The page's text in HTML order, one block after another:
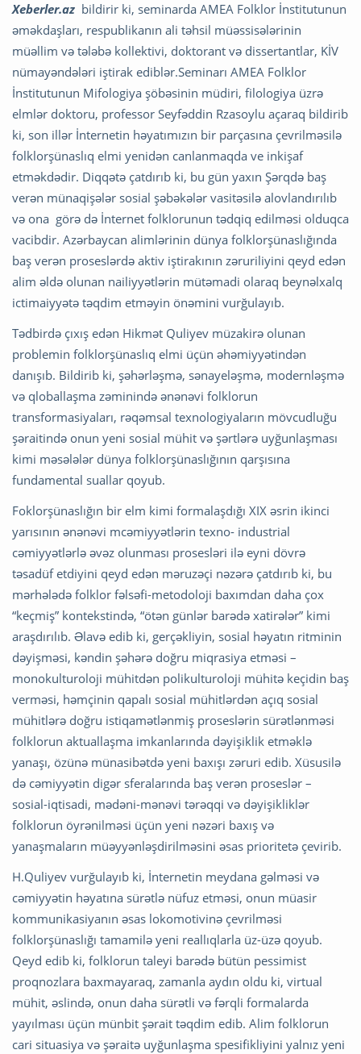
Xeberler.az bildirir ki, seminarda AMEA Folklor İnstitutunun
əməkdaşları, respublikanın ali təhsil müəssisələrinin
müəllim və tələbə kollektivi, doktorant və dissertantlar, KİV
nümayəndələri iştirak ediblər.Seminarı AMEA Folklor
İnstitutunun Mifologiya şöbəsinin müdiri, filologiya üzrə
elmlər doktoru, professor Seyfəddin Rzasoylu açaraq bildirib
ki, son illər İnternetin həyatımızın bir parçasına çevrilməsilə
folklorşünaslıq elmi yenidən canlanmaqda ve inkişaf
etməkdədir. Diqqətə çatdırıb ki, bu gün yaxın Şərqdə baş
verən münaqişələr sosial şəbəkələr vasitəsilə alovlandırılıb
və ona görə də İnternet folklorunun tədqiq edilməsi olduqca
vacibdir. Azərbaycan alimlərinin dünya folklorşünaslığında
baş verən proseslərdə aktiv iştirakının zəruriliyini qeyd edən
alim əldə olunan nailiyyətlərin mütəmadi olaraq beynəlxalq
ictimaiyyətə təqdim etməyin önəmini vurğulayıb.
Tədbirdə çıxış edən Hikmət Quliyev müzakirə olunan
problemin folklorşünaslıq elmi üçün əhəmiyyətindən
danışıb. Bildirib ki, şəhərləşmə, sənayeləşmə, modernləşmə
və qloballaşma zəminində ənənəvi folklorun
transformasiyaları, rəqəmsal texnologiyaların mövcudluğu
şəraitində onun yeni sosial mühit və şərtlərə uyğunlaşması
kimi məsələlər dünya folklorşünaslığının qarşısına
fundamental suallar qoyub.
Foklorşünaslığın bir elm kimi formalaşdığı XIX əsrin ikinci
yarısının ənənəvi mcəmiyyətlərin texno- industrial
cəmiyyətlərlə əvəz olunması prosesləri ilə eyni dövrə
təsadüf etdiyini qeyd edən məruzəçi nəzərə çatdırıb ki, bu
mərhələdə folklor fəlsəfi-metodoloji baxımdan daha çox
“keçmiş” kontekstində, “ötən günlər barədə xatirələr” kimi
araşdırılıb. Əlavə edib ki, gerçəkliyin, sosial həyatın ritminin
dəyişməsi, kəndin şəhərə doğru miqrasiya etməsi –
monokulturoloji mühitdən polikulturoloji mühitə keçidin baş
verməsi, həmçinin qapalı sosial mühitlərdən açıq sosial
mühitlərə doğru istiqamətlənmiş proseslərin sürətlənməsi
folklorun aktuallaşma imkanlarında dəyişiklik etməklə
yanaşı, özünə münasibətdə yeni baxışı zəruri edib. Xüsusilə
də cəmiyyətin digər sferalarında baş verən proseslər –
sosial-iqtisadi, mədəni-mənəvi tərəqqi və dəyişikliklər
folklorun öyrənilməsi üçün yeni nəzəri baxış və
yanaşmaların müəyyənləşdirilməsini əsas prioritetə çevirib.
H.Quliyev vurğulayıb ki, İnternetin meydana gəlməsi və
cəmiyyətin həyatına sürətlə nüfuz etməsi, onun müasir
kommunikasiyanın əsas lokomotivinə çevrilməsi
folklorşünaslığı tamamilə yeni reallıqlarla üz-üzə qoyub.
Qeyd edib ki, folklorun taleyi barədə bütün pessimist
proqnozlara baxmayaraq, zamanla aydın oldu ki, virtual
mühit, əslində, onun daha sürətli və fərqli formalarda
yayılması üçün münbit şərait təqdim edib. Alim folklorun
cari situasiya və şəraitə uyğunlaşma spesifikliyini yalnız yeni